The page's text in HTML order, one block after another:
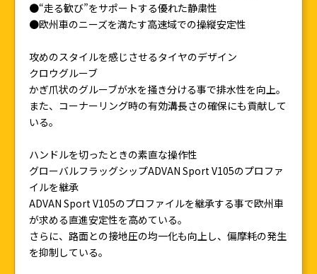
●“走る歓び”をサポートする優れた静粛性
●欧州車のニーズを満たす高速域での操縦安定性
攻めのスタイルを感じさせるタイヤのデザイン
クロウグルーブ
かぎ爪状のグルーブが水を掻き分ける事で排水性を向上。
また、コーナーリング時の有効溝長さの確保にも貢献して
いる。
ハンドルを切ったときの素直な操作性
グローバルフラッグシップADVAN Sport V105のプロファ
イルを継承
ADVAN Sport V105のプロファイルを継承する事で欧州車
が求める直進安定性を高めている。
さらに、路面との接地圧の均一化も向上し、偏摩耗の発生
を抑制している。